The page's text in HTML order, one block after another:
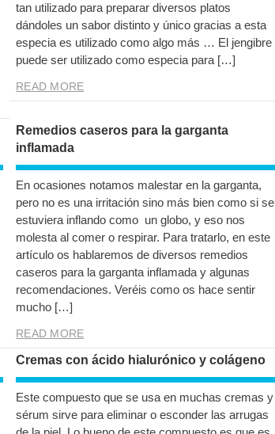
tan utilizado para preparar diversos platos
dándoles un sabor distinto y único gracias a esta
especia es utilizado como algo más … El jengibre
puede ser utilizado como especia para […]
READ MORE
Remedios caseros para la garganta
inflamada
En ocasiones notamos malestar en la garganta,
pero no es una irritación sino más bien como si se
estuviera inflando como un globo, y eso nos
molesta al comer o respirar. Para tratarlo, en este
artículo os hablaremos de diversos remedios
caseros para la garganta inflamada y algunas
recomendaciones. Veréis como os hace sentir
mucho […]
READ MORE
Cremas con ácido hialurónico y colágeno
Este compuesto que se usa en muchas cremas y
sérum sirve para eliminar o esconder las arrugas